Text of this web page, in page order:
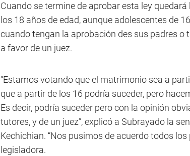
Cuando se termine de aprobar esta ley
los 18 años de edad, aunque adolescentes de
cuando tengan la aprobación des sus padres o
a favor de un juez.
“Estamos votando que el matrimonio sea a
que a partir de los 16 podría suceder, pero
Es decir, podría suceder pero con la opinión
tutores, y de un juez”, explicó a Subrayado la
Kechichian. “Nos pusimos de acuerdo todos
legisladora.